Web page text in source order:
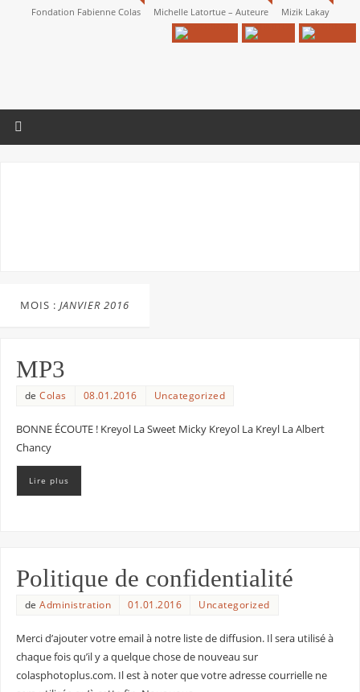
Fondation Fabienne Colas Michelle Latortue – Auteure Mizik Lakay
MOIS : JANVIER 2016
MP3
deColas 08.01.2016 Uncategorized
BONNE ÉCOUTE ! Kreyol La Sweet Micky Kreyol La Kreyl La Albert
Chancy
Lire plus
Politique de confidentialité
deAdministration 01.01.2016 Uncategorized
Merci d’ajouter votre email à notre liste de diffusion. Il sera utilisé à
chaque fois qu’il y a quelque chose de nouveau sur
colasphotoplus.com. Il est à noter que votre adresse courrielle ne